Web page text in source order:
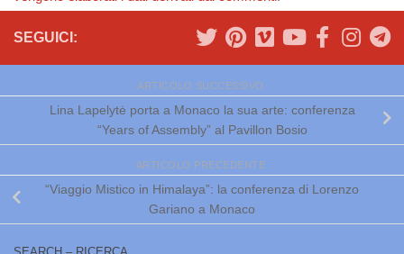
SEGUICI:
ARTICOLO SUCCESSIVO
Lina Lapelytė porta a Monaco la sua arte: conferenza
“Years of Assembly” al Pavillon Bosio
ARTICOLO PRECEDENTE
“Viaggio Mistico in Himalaya”: la conferenza di Lorenzo
Gariano a Monaco